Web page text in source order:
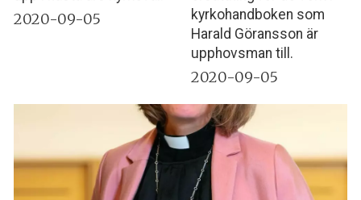
2020-09-05
kyrkohandboken som
Harald Göransson är
upphovsman till.
2020-09-05